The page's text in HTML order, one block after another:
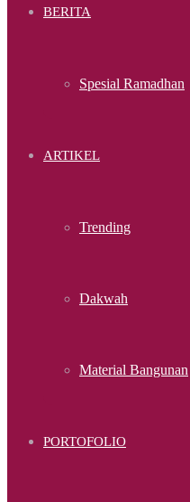
BERITA
Spesial Ramadhan
ARTIKEL
Trending
Dakwah
Material Bangunan
PORTOFOLIO